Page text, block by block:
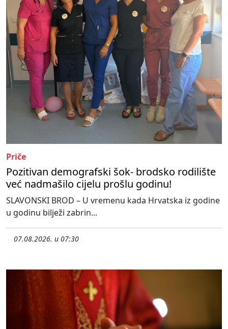
Priče
Pozitivan demografski šok- brodsko rodilište
već nadmašilo cijelu prošlu godinu!
SLAVONSKI BROD – U vremenu kada Hrvatska iz godine
u godinu bilježi zabrin...
07.08.2026. u 07:30